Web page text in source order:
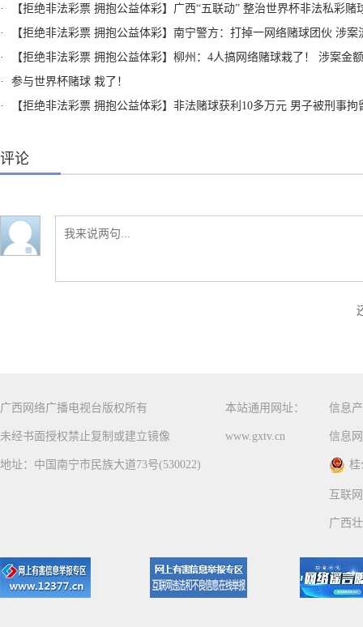
·
【拒绝非法彩票 拥抱公益体彩】广西“五联动” 整治世界杯非法私彩赌
·
【拒绝非法彩票 拥抱公益体彩】南宁警方：打掉一网络赌球团伙 涉案流水达60万
·
【拒绝非法彩票 拥抱公益体彩】柳州：4人搞网络赌球栽了！ 涉案金额高达200
·
参与世界杯赌球 栽了！
·
【拒绝非法彩票 拥抱公益体彩】非法赌球获利10多万元 男子被刑事拘
评论
广西网络广播电视台版权所有
未经书面授权禁止复制或建立镜像
地址：中国南宁市民族大道73号(530022)
本站通用网址：
www.gxtv.cn
信息
信息
桂
互联
广西